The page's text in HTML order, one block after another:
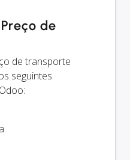
de
de transporte
seguintes